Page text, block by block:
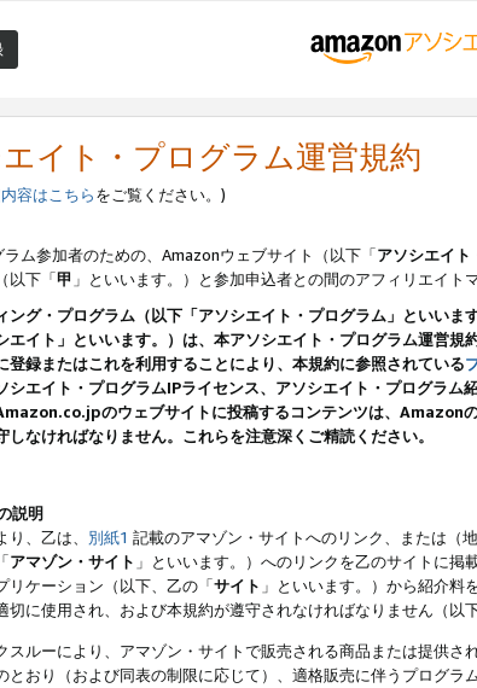
イト・プログラム運営規約
容はこちらをご覧ください。)
ム参加者のための、Amazonウェブサイト（以下「アソシエイト
以下「甲 」といいます。）と参加申込者との間のアフィリエイト
ング・プログラム（以下「アソシエイト・プログラム」といい
エイト」といいます。）は、本アソシエイト・プログラム運営規
登録またはこれを利用することにより、本規約に参照されている
シエイト・プログラムIPライセンス、アソシエイト・プログラ
のウェブサイトに投稿するコンテンツは、Amazon
なければなりません。これらを注意深くご精読ください。
説明
、乙は、 別紙1 記載のアマゾン・サイトへのリンク、または（
アマゾン・サイト 」といいます。）へのリンクを乙のサイトに
リケーション（以下、乙の「サイト 」といいます。）から紹介料
切に使用され、および本規約が遵守されなければなりません（以
スルーにより、アマゾン・サイトで販売される商品または提供さ
とおり（および同表の制限に応じて）、適格販売に伴うプログ